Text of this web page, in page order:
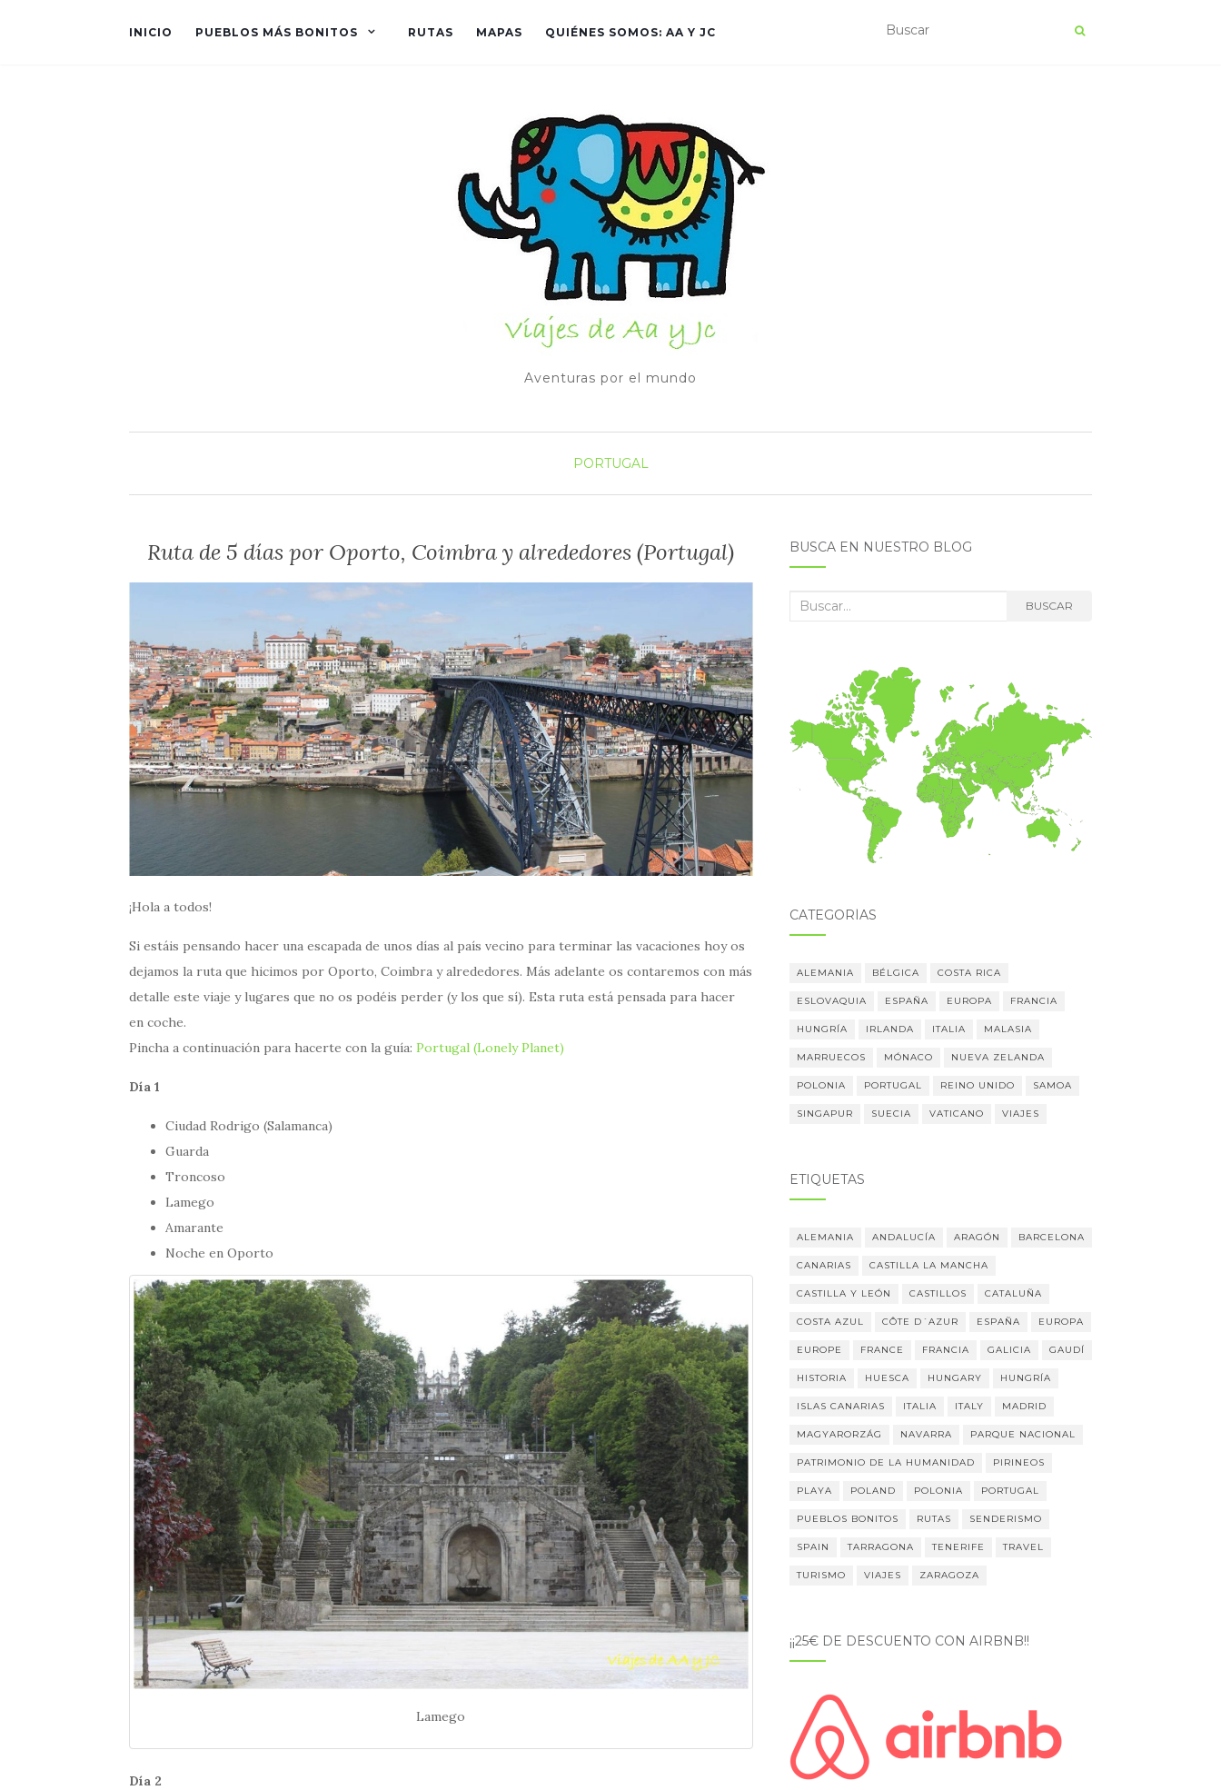
INICIO PUEBLOS MÁS BONITOS RUTAS MAPAS QUIÉNES SOMOS: AA Y JC
Aventuras por el mundo
PORTUGAL
Ruta de 5 días por Oporto, Coimbra y alrededores (Portugal)
¡Hola a todos!
Si estáis pensando hacer una escapada de unos días al país vecino para terminar las vacaciones hoy os
dejamos la ruta que hicimos por Oporto, Coimbra y alrededores. Más adelante os contaremos con más
detalle este viaje y lugares que no os podéis perder (y los que sí). Esta ruta está pensada para hacer
en coche.
Pincha a continuación para hacerte con la guía: Portugal (Lonely Planet)
Día 1
Ciudad Rodrigo (Salamanca)
Guarda
Troncoso
Lamego
Amarante
Noche en Oporto
Lamego
Día 2
BUSCA EN NUESTRO BLOG
Buscar: BUSCAR
CATEGORÍAS
ALEMANIA BÉLGICA COSTA RICA
ESLOVAQUIA ESPAÑA EUROPA FRANCIA
HUNGRÍA IRLANDA ITALIA MALASIA
MARRUECOS MÓNACO NUEVA ZELANDA
POLONIA PORTUGAL REINO UNIDO SAMOA
SINGAPUR SUECIA VATICANO VIAJES
ETIQUETAS
ALEMANIA ANDALUCÍA ARAGÓN BARCELONA
CANARIAS CASTILLA LA MANCHA
CASTILLA Y LEÓN CASTILLOS CATALUÑA
COSTA AZUL CÔTE D´AZUR ESPAÑA EUROPA
EUROPE FRANCE FRANCIA GALICIA GAUDÍ
HISTORIA HUESCA HUNGARY HUNGRÍA
ISLAS CANARIAS ITALIA ITALY MADRID
MAGYARORZÁG NAVARRA PARQUE NACIONAL
PATRIMONIO DE LA HUMANIDAD PIRINEOS
PLAYA POLAND POLONIA PORTUGAL
PUEBLOS BONITOS RUTAS SENDERISMO
SPAIN TARRAGONA TENERIFE TRAVEL
TURISMO VIAJES ZARAGOZA
¡¡25€ DE DESCUENTO CON AIRBNB!!